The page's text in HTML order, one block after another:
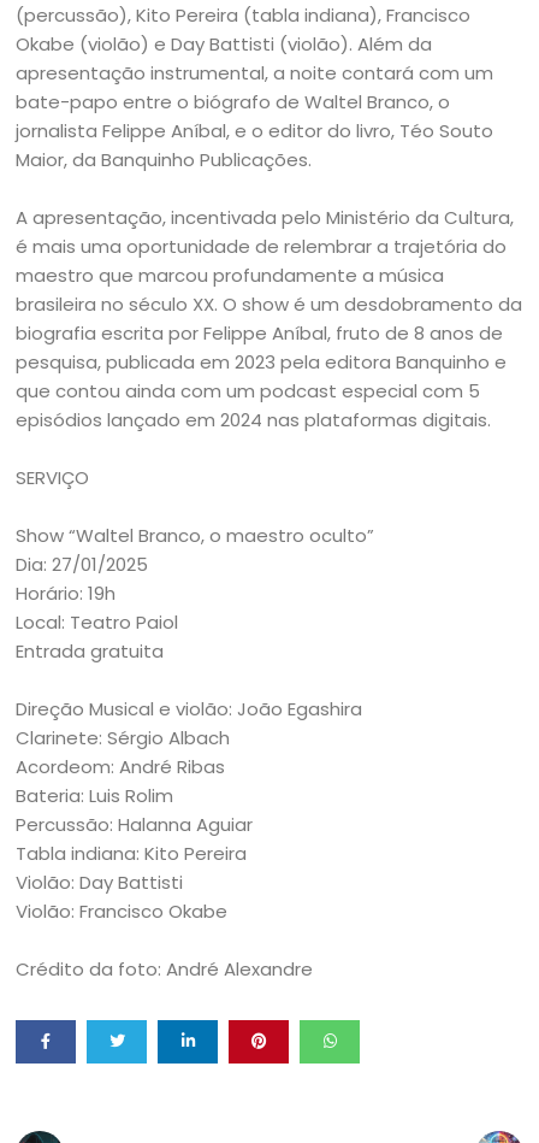
(percussão), Kito Pereira (tabla indiana), Francisco
Okabe (violão) e Day Battisti (violão). Além da
apresentação instrumental, a noite contará com um
bate-papo entre o biógrafo de Waltel Branco, o
jornalista Felippe Aníbal, e o editor do livro, Téo Souto
Maior, da Banquinho Publicações.
A apresentação, incentivada pelo Ministério da Cultura,
é mais uma oportunidade de relembrar a trajetória do
maestro que marcou profundamente a música
brasileira no século XX. O show é um desdobramento da
biografia escrita por Felippe Aníbal, fruto de 8 anos de
pesquisa, publicada em 2023 pela editora Banquinho e
que contou ainda com um podcast especial com 5
episódios lançado em 2024 nas plataformas digitais.
SERVIÇO
Show “Waltel Branco, o maestro oculto”
Dia: 27/01/2025
Horário: 19h
Local: Teatro Paiol
Entrada gratuita
Direção Musical e violão: João Egashira
Clarinete: Sérgio Albach
Acordeom: André Ribas
Bateria: Luis Rolim
Percussão: Halanna Aguiar
Tabla indiana: Kito Pereira
Violão: Day Battisti
Violão: Francisco Okabe
Crédito da foto: André Alexandre